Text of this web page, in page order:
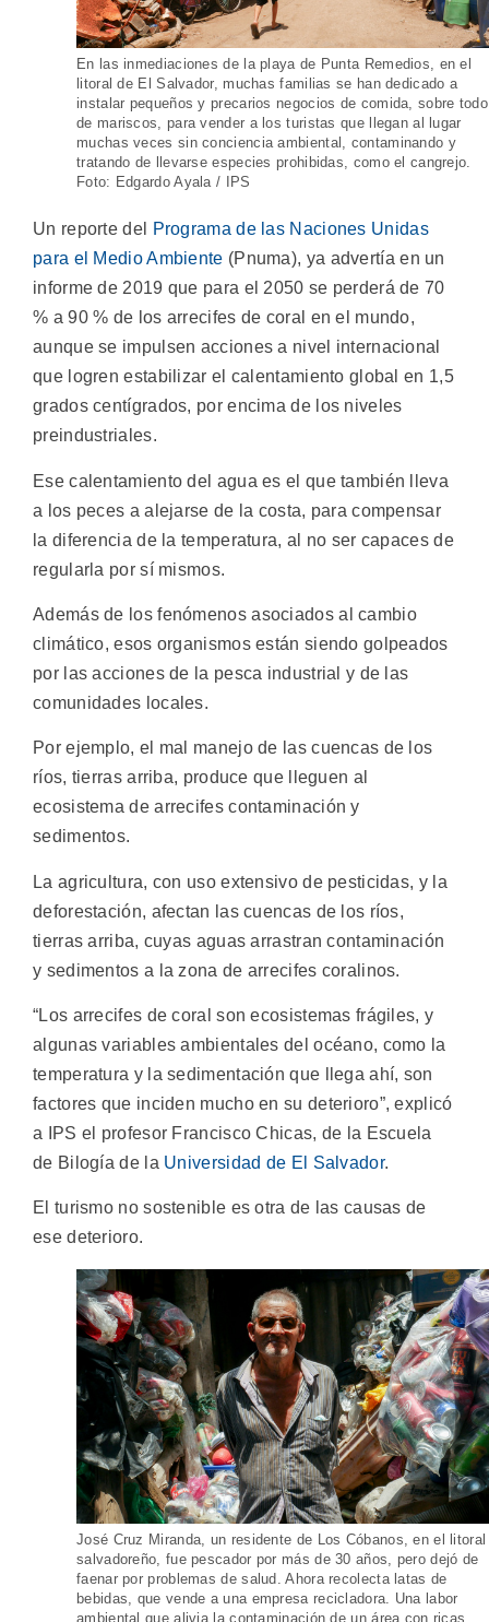
En las inmediaciones de la playa de Punta Remedios, en el
litoral de El Salvador, muchas familias se han dedicado a
instalar pequeños y precarios negocios de comida, sobre todo
de mariscos, para vender a los turistas que llegan al lugar
muchas veces sin conciencia ambiental, contaminando y
tratando de llevarse especies prohibidas, como el cangrejo.
Foto: Edgardo Ayala / IPS
Un reporte del
Programa de las Naciones Unidas
para el Medio Ambiente (Pnuma), ya advertía en un
informe de 2019 que para el 2050 se perderá de 70
% a 90 % de los arrecifes de coral en el mundo,
aunque se impulsen acciones a nivel internacional
que logren estabilizar el calentamiento global en 1,5
grados centígrados, por encima de los niveles
preindustriales.
Ese calentamiento del agua es el que también lleva
a los peces a alejarse de la costa, para compensar
la diferencia de la temperatura, al no ser capaces de
regularla por sí mismos.
Además de los fenómenos asociados al cambio
climático, esos organismos están siendo golpeados
por las acciones de la pesca industrial y de las
comunidades locales.
Por ejemplo, el mal manejo de las cuencas de los
ríos, tierras arriba, produce que lleguen al
ecosistema de arrecifes contaminación y
sedimentos.
La agricultura, con uso extensivo de pesticidas, y la
deforestación, afectan las cuencas de los ríos,
tierras arriba, cuyas aguas arrastran contaminación
y sedimentos a la zona de arrecifes coralinos.
“Los arrecifes de coral son ecosistemas frágiles, y
algunas variables ambientales del océano, como la
temperatura y la sedimentación que llega ahí, son
factores que inciden mucho en su deterioro”, explicó
a IPS el profesor Francisco Chicas, de la Escuela
de Bilogía de la Universidad de El Salvador.
El turismo no sostenible es otra de las causas de
ese deterioro.
José Cruz Miranda, un residente de Los Cóbanos, en el litoral
salvadoreño, fue pescador por más de 30 años, pero dejó de
faenar por problemas de salud. Ahora recolecta latas de
bebidas, que vende a una empresa recicladora. Una labor
ambiental que alivia la contaminación de un área con ricas